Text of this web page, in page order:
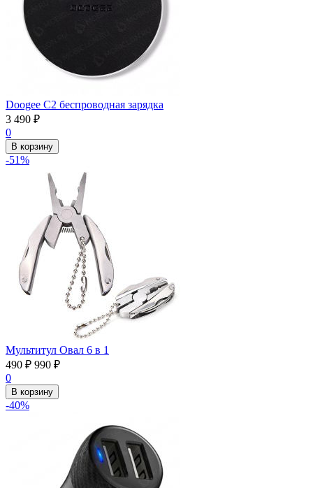
Doogee C2 беспроводная зарядка
3 490 ₽
0
В корзину
-51%
Мультитул Овал 6 в 1
490 ₽ 990 ₽
0
В корзину
-40%